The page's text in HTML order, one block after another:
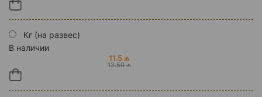
Кг (на развес)
В наличии
11.5 ₼
13.50 ₼